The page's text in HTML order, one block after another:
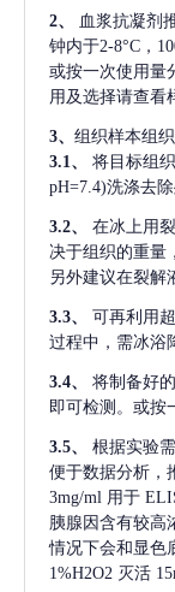
2、 血浆抗凝剂
钟内于2-8°C，
或按一次使用量
用及选择请查看
3、 组织样本组
3.1、
将目标组
pH=7.4)洗涤去
3.2、
在冰上用
决于组织的重量
另外建议在裂解
3.3、 可再利用
过程中，需冰浴
3.4、 将制备好
即可检测。或按
3.5、 根据实验
便于数据分析，
3mg/ml 用于
胰腺因含有较高
情况下会和显色
1%H2O2 灭活